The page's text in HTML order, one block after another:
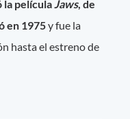
la películaJaws, de
en 1975y fue la
hasta el estreno de